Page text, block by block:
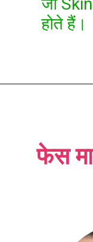
होते हैं।
फेस